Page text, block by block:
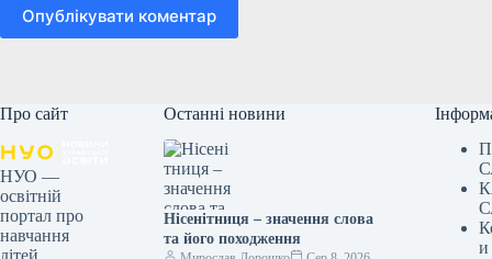
Опублікувати коментар
Про сайт
НУО —
освітній
портал про
навчання
Останні новини
Нісенітниця – значення слова
та його походження
и